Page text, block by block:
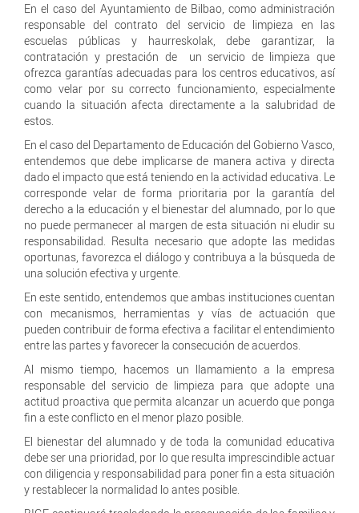
En el caso del Ayuntamiento de Bilbao, como administración
responsable del contrato del servicio de limpieza en las
escuelas públicas y haurreskolak, debe garantizar, la
contratación y prestación de un servicio de limpieza que
ofrezca garantías adecuadas para los centros educativos, así
como velar por su correcto funcionamiento, especialmente
cuando la situación afecta directamente a la salubridad de
estos.
En el caso del Departamento de Educación del Gobierno Vasco,
entendemos que debe implicarse de manera activa y directa
dado el impacto que está teniendo en la actividad educativa. Le
corresponde velar de forma prioritaria por la garantía del
derecho a la educación y el bienestar del alumnado, por lo que
no puede permanecer al margen de esta situación ni eludir su
responsabilidad. Resulta necesario que adopte las medidas
oportunas, favorezca el diálogo y contribuya a la búsqueda de
una solución efectiva y urgente.
En este sentido, entendemos que ambas instituciones cuentan
con mecanismos, herramientas y vías de actuación que
pueden contribuir de forma efectiva a facilitar el entendimiento
entre las partes y favorecer la consecución de acuerdos.
Al mismo tiempo, hacemos un llamamiento a la empresa
responsable del servicio de limpieza para que adopte una
actitud proactiva que permita alcanzar un acuerdo que ponga
fin a este conflicto en el menor plazo posible.
El bienestar del alumnado y de toda la comunidad educativa
debe ser una prioridad, por lo que resulta imprescindible actuar
con diligencia y responsabilidad para poner fin a esta situación
y restablecer la normalidad lo antes posible.